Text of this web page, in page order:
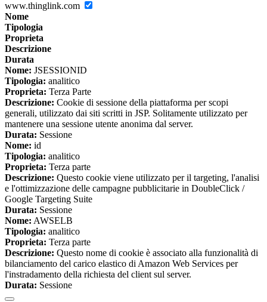
www.thinglink.com
Nome
Tipologia
Proprieta
Descrizione
Durata
Nome: JSESSIONID
Tipologia: analitico
Proprieta: Terza Parte
Descrizione: Cookie di sessione della piattaforma per scopi
generali, utilizzato dai siti scritti in JSP. Solitamente utilizzato per
mantenere una sessione utente anonima dal server.
Durata: Sessione
Nome: id
Tipologia: analitico
Proprieta: Terza parte
Descrizione: Questo cookie viene utilizzato per il targeting, l'analisi
e l'ottimizzazione delle campagne pubblicitarie in DoubleClick /
Google Targeting Suite
Durata: Sessione
Nome: AWSELB
Tipologia: analitico
Proprieta: Terza parte
Descrizione: Questo nome di cookie è associato alla funzionalità di
bilanciamento del carico elastico di Amazon Web Services per
l'instradamento della richiesta del client sul server.
Durata: Sessione